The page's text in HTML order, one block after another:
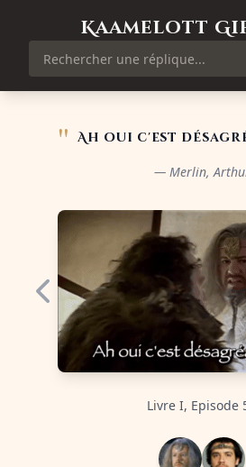
Kaamelott
" Ah oui c'est
— Merlin,
Livre I, Episode